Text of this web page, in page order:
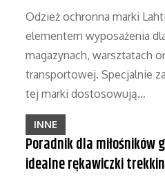
Odzież ochronna marki
elementem wyposażenia
magazynach, warsztatach
transportowej. Specjalnie
tej marki dostosowują…
INNE
Poradnik dla miłośników
idealne rękawiczki